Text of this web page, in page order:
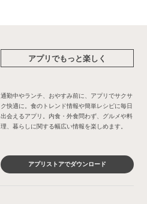
アプリでもっと楽しく
通勤中やランチ、おやすみ前に、アプリでサクサ
ク快適に。食のトレンド情報や簡単レシピに毎日
出会えるアプリ。内食・外食問わず、グルメや料
理、暮らしに関する幅広い情報を楽しめます。
アプリストアでダウンロード